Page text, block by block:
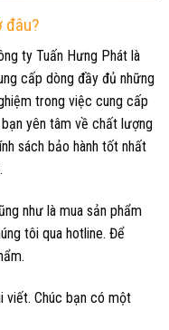
đâu?
ty Tuấn Hưng Phát là
cấp dòng đầy đủ những
trong việc cung cấp
yên tâm về chất lượng
sách bảo hành tốt nhất
như là mua sản phẩm
tôi qua hotline. Để
viết. Chúc bạn có một